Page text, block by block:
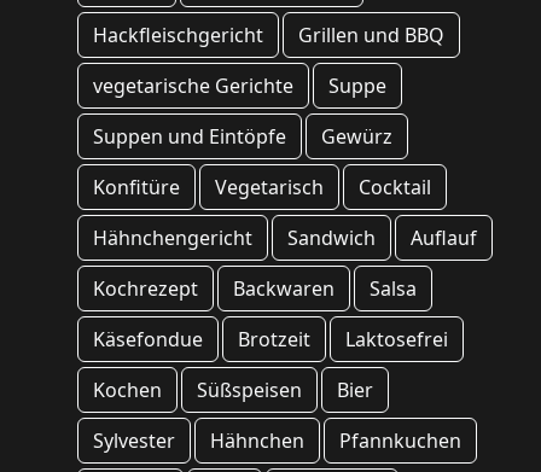
Hackfleischgericht
Grillen und BBQ
vegetarische Gerichte
Suppe
Suppen und Eintöpfe
Gewürz
Konfitüre
Vegetarisch
Cocktail
Hähnchengericht
Sandwich
Auflauf
Kochrezept
Backwaren
Salsa
Käsefondue
Brotzeit
Laktosefrei
Kochen
Süßspeisen
Bier
Sylvester
Hähnchen
Pfannkuchen